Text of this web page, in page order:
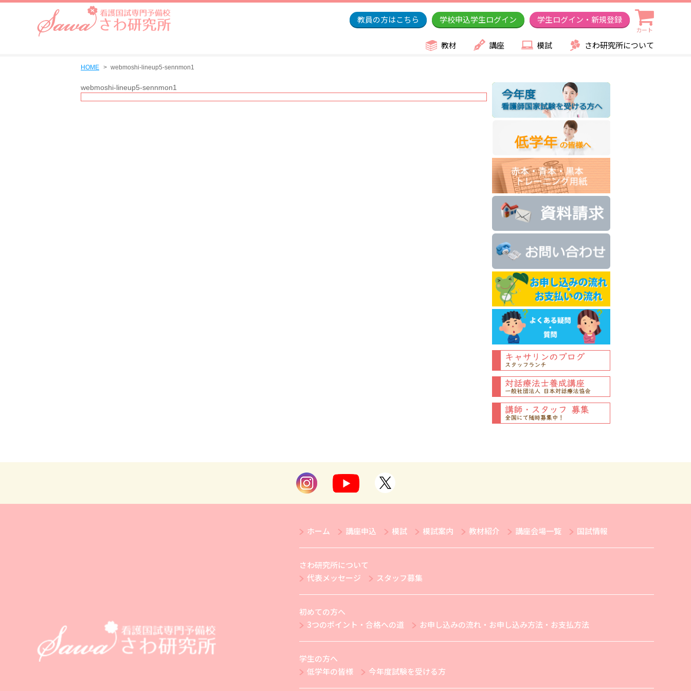
教員の方はこちら 学校申込学生ログイン 学生ログイン・新規登録
カート
教材 講座 模試 さわ研究所について
HOME webmoshi-lineup5-sennmon1
webmoshi-lineup5-sennmon1
ホーム 講座申込 模試 模試案内 教材紹介 講座会場一覧 国試情報
さわ研究所について
代表メッセージ
スタッフ募集
初めての方へ
3つのポイント・合格への道
お申し込みの流れ・お申し込み方法・お支払方法
学生の方へ
低学年の皆様
今年度試験を受ける方